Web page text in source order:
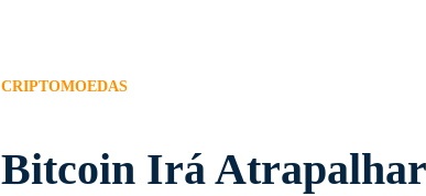
CRIPTOMOEDAS
Bitcoin Irá Atrapalhar